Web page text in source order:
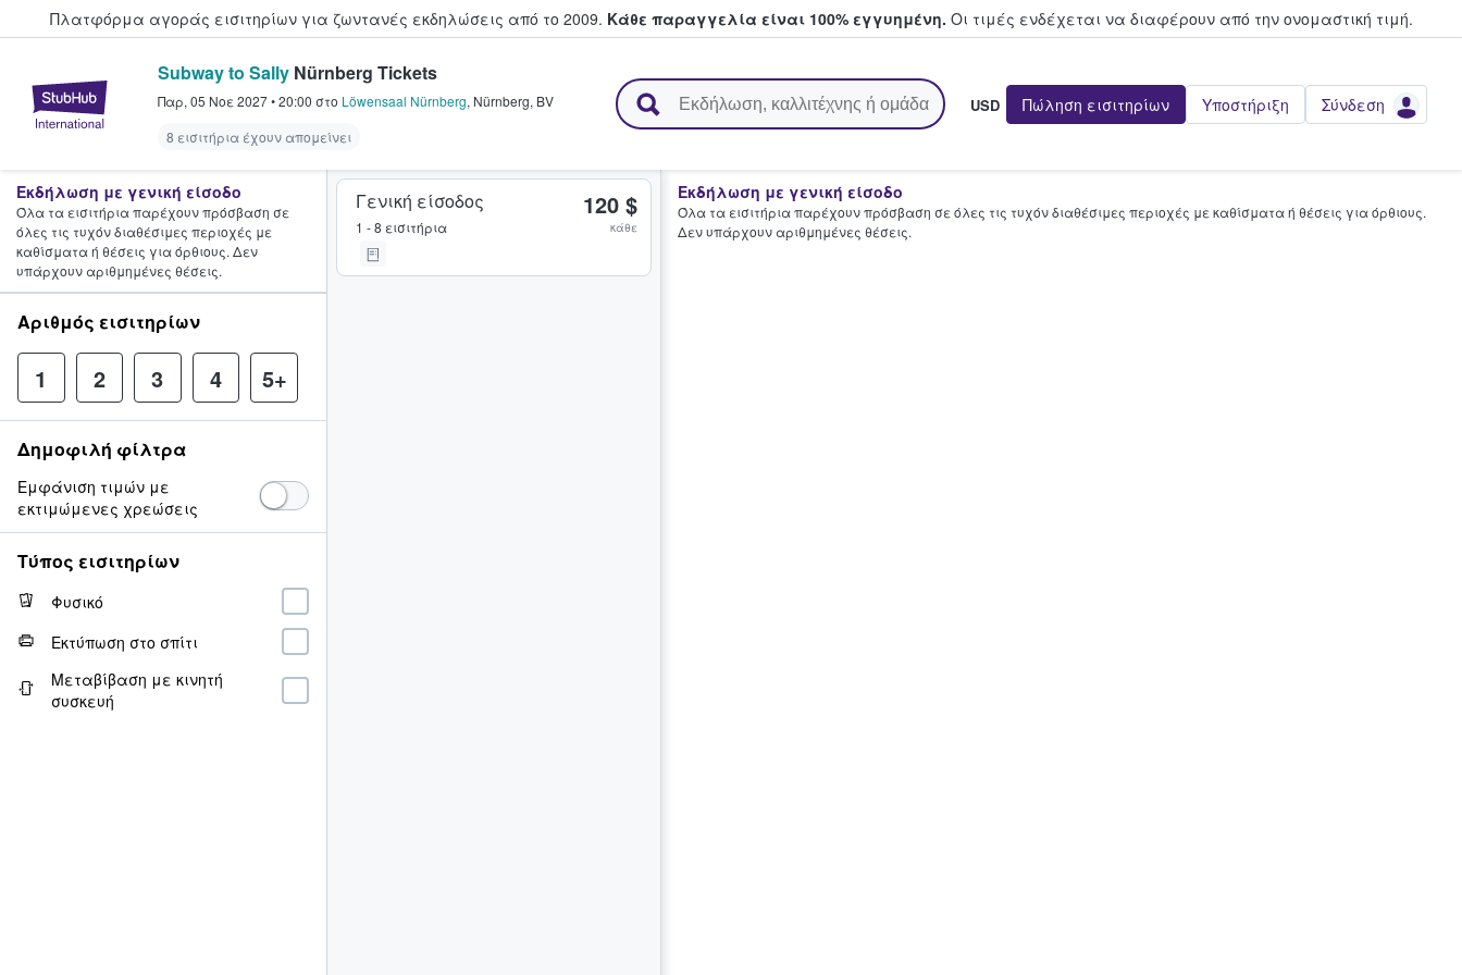
Πλατφόρμα αγοράς εισιτηρίων για ζωντανές εκδηλώσεις από το 2009. Κάθε παραγγελία είναι 100% εγγυημένη. Οι τιμές ενδέχεται να διαφέρουν από την oνομαστική τιμή.
StubHub - Όπου οι φαν αγοράζουν και πουλούν εισιτήρια
Subway to Sally Nürnberg Tickets
Παρ, 05 Νοε 2027•20:00 στο Löwensaal Nürnberg, Nürnberg, BV
8 εισιτήρια έχουν απομείνει
USD Πώληση εισιτηρίων Υποστήριξη Σύνδεση
Γενική είσοδος
1 - 8 εισιτήρια
120 $
κάθε
Εκδήλωση με γενική είσοδο
Όλα τα εισιτήρια παρέχουν πρόσβαση σε όλες τις τυχόν διαθέσιμες περιοχές με καθίσματα ή θέσεις για όρθιους.
Δεν υπάρχουν αριθμημένες θέσεις.
Εκδήλωση με γενική είσοδο
Όλα τα εισιτήρια παρέχουν πρόσβαση σε
όλες τις τυχόν διαθέσιμες περιοχές με
καθίσματα ή θέσεις για όρθιους. Δεν
υπάρχουν αριθμημένες θέσεις.
Αριθμός εισιτηρίων
1 2 3 4 5+
Δημοφιλή φίλτρα
Εμφάνιση τιμών με
εκτιμώμενες χρεώσεις
Τύπος εισιτηρίων
Φυσικό
Εκτύπωση στο σπίτι
Μεταβίβαση με κινητή
συσκευή